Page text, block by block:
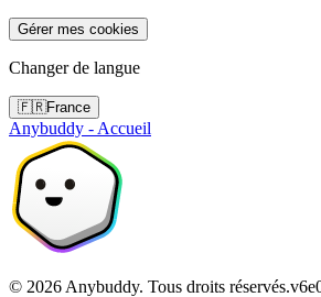
Gérer mes cookies
Changer de langue
🇫🇷France
Anybuddy - Accueil
© 2026 Anybuddy. Tous droits réservés.v